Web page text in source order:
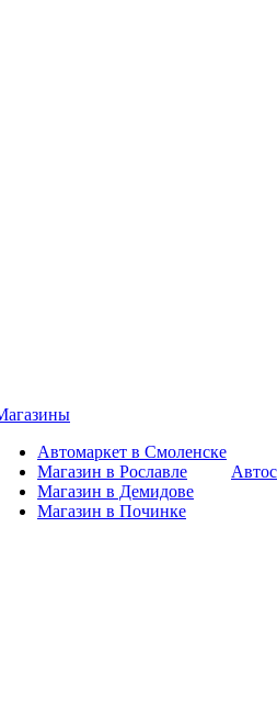
Автомаркет в Смоленске
Магазин в Рославле
Магазин в Демидове
Магазин в Починке